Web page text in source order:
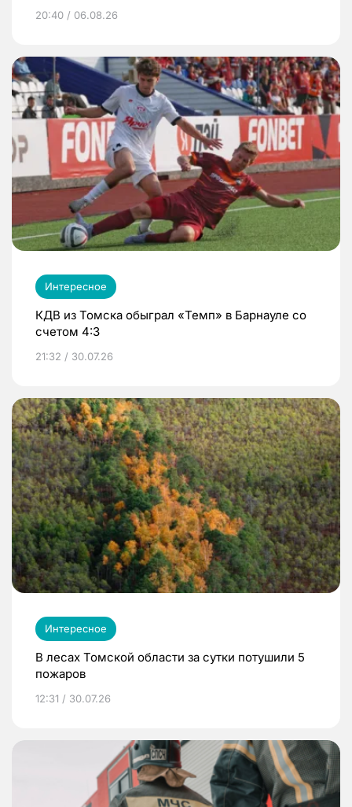
20:40 / 06.08.26
Интересное
КДВ из Томска обыграл «Темп» в Барнауле со
счетом 4:3
21:32 / 30.07.26
Интересное
В лесах Томской области за сутки потушили 5
пожаров
12:31 / 30.07.26